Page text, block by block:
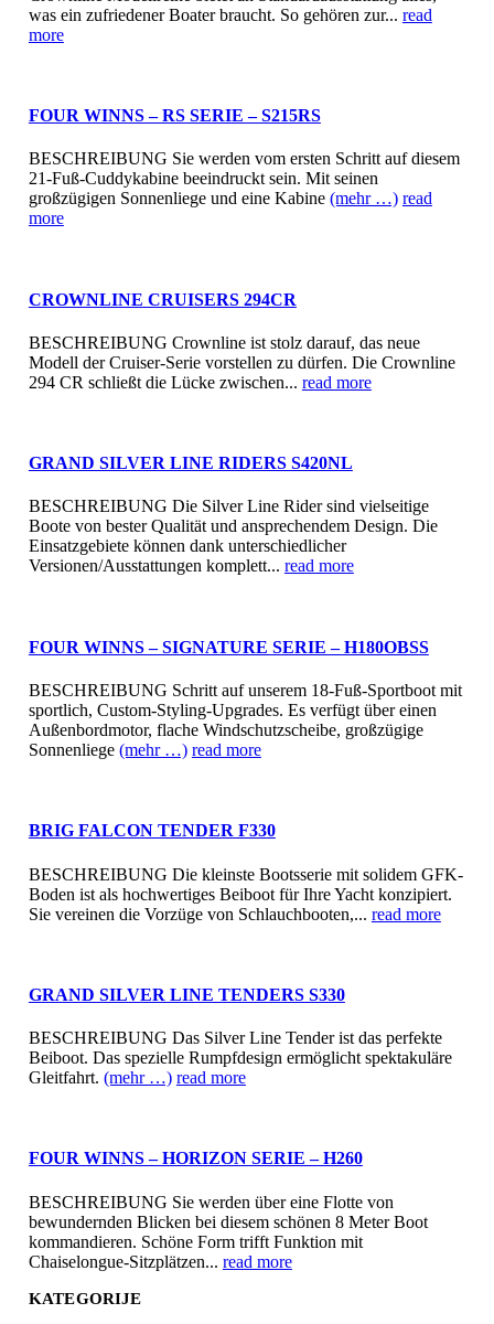
was ein zufriedener Boater braucht. So gehören zur... read
more
FOUR WINNS – RS SERIE – S215RS
BESCHREIBUNG Sie werden vom ersten Schritt auf diesem
21-Fuß-Cuddykabine beeindruckt sein. Mit seinen
großzügigen Sonnenliege und eine Kabine (mehr …) read
more
CROWNLINE CRUISERS 294CR
BESCHREIBUNG Crownline ist stolz darauf, das neue
Modell der Cruiser-Serie vorstellen zu dürfen. Die Crownline
294 CR schließt die Lücke zwischen... read more
GRAND SILVER LINE RIDERS S420NL
BESCHREIBUNG Die Silver Line Rider sind vielseitige
Boote von bester Qualität und ansprechendem Design. Die
Einsatzgebiete können dank unterschiedlicher
Versionen/Ausstattungen komplett... read more
FOUR WINNS – SIGNATURE SERIE – H180OBSS
BESCHREIBUNG Schritt auf unserem 18-Fuß-Sportboot mit
sportlich, Custom-Styling-Upgrades. Es verfügt über einen
Außenbordmotor, flache Windschutzscheibe, großzügige
Sonnenliege (mehr …) read more
BRIG FALCON TENDER F330
BESCHREIBUNG Die kleinste Bootsserie mit solidem GFK-
Boden ist als hochwertiges Beiboot für Ihre Yacht konzipiert.
Sie vereinen die Vorzüge von Schlauchbooten,... read more
GRAND SILVER LINE TENDERS S330
BESCHREIBUNG Das Silver Line Tender ist das perfekte
Beiboot. Das spezielle Rumpfdesign ermöglicht spektakuläre
Gleitfahrt. (mehr …) read more
FOUR WINNS – HORIZON SERIE – H260
BESCHREIBUNG Sie werden über eine Flotte von
bewundernden Blicken bei diesem schönen 8 Meter Boot
kommandieren. Schöne Form trifft Funktion mit
Chaiselongue-Sitzplätzen... read more
KATEGORIJE